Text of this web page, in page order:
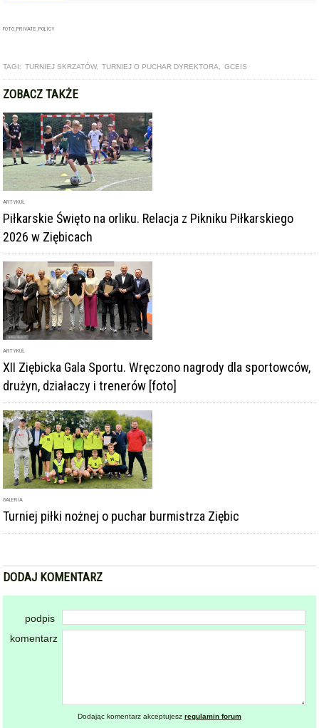
FOTO_PRIVATE_POLICY
TAGI: TURNIEJ SKRZATÓW, TURNIEJ O PUCHAR DYREKTORA GCEIS
ZOBACZ TAKŻE
ARTYKUŁ
Piłkarskie Święto na orliku. Relacja z Pikniku Piłkarskiego
2026 w Ziębicach
ARTYKUŁ
XII Ziębicka Gala Sportu. Wręczono nagrody dla sportowców,
drużyn, działaczy i trenerów [foto]
GALERIA
Turniej piłki nożnej o puchar burmistrza Ziębic
DODAJ KOMENTARZ
podpis
komentarz
Dodając komentarz akceptujesz regulamin forum